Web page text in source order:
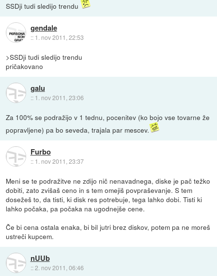
SSDji tudi sledijo trendu
gendale
:: 1. nov 2011, 22:53
>SSDji tudi sledijo trendu
pričakovano
galu
:: 1. nov 2011, 23:06
Za 100% se podražijo v 1 tednu, pocenitev (ko bojo vse tovarne že
popravljene) pa bo seveda, trajala par mescev.
Furbo
:: 1. nov 2011, 23:37
Meni se te podražitve ne zdijo nič nenavadnega, diske je pač težko
dobiti, zato zvišaš ceno in s tem omejiš povpraševanje. S tem
dosežeš to, da tisti, ki disk res potrebuje, tega lahko dobi. Tisti ki
lahko počaka, pa počaka na ugodnejše cene.
Če bi cena ostala enaka, bi bil jutri brez diskov, potem pa ne moreš
ustreči kupcem.
nUUb
::2. nov 2011, 06:46